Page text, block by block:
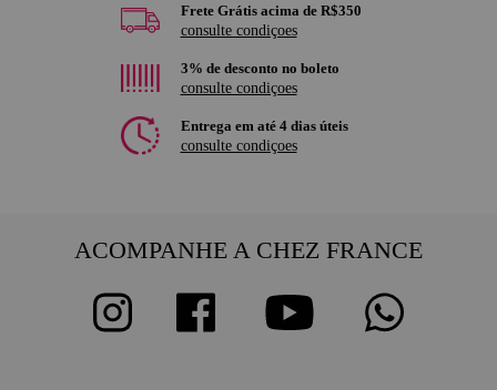
Frete Grátis acima de R$350
consulte condiçoes
3% de desconto no boleto
consulte condiçoes
Entrega em até 4 dias úteis
consulte condiçoes
ACOMPANHE A CHEZ FRANCE